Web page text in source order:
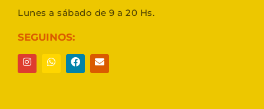
Lunes a sábado de 9 a 20 Hs.
SEGUINOS: